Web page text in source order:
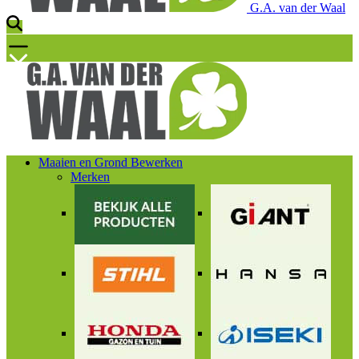
G.A. van der Waal
Maaien en Grond Bewerken
Merken